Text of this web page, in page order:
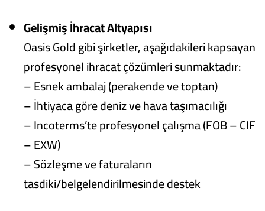
Gelişmiş İhracat Altyapısı
Oasis Gold gibi şirketler, aşağıdakileri kapsayan
profesyonel ihracat çözümleri sunmaktadır:
– Esnek ambalaj (perakende ve toptan)
– İhtiyaca göre deniz ve hava taşımacılığı
– Incoterms’te profesyonel çalışma (FOB – CIF
– EXW)
– Sözleşme ve faturaların
tasdiki/belgelendirilmesinde destek